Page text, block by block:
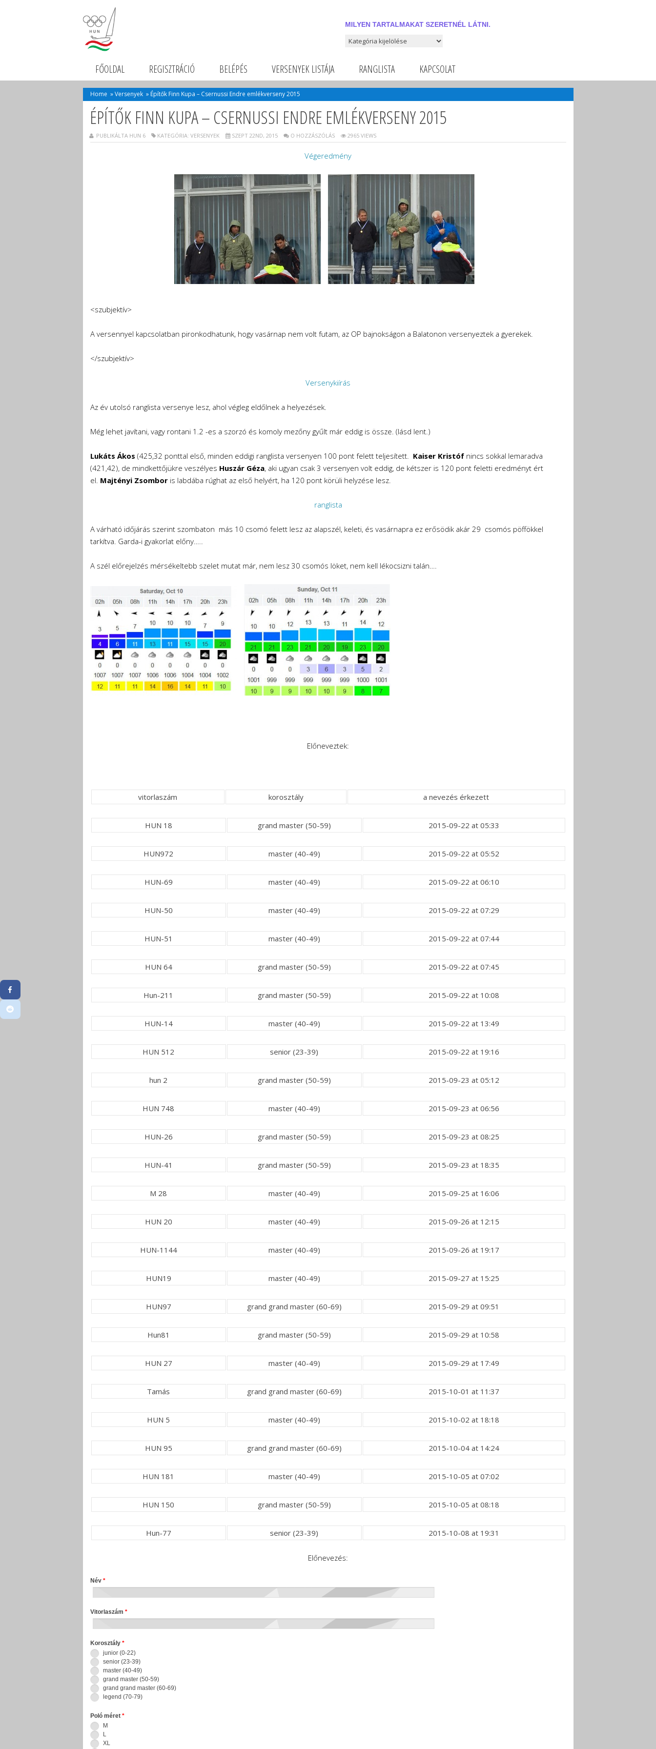
MILYEN TARTALMAKAT SZERETNÉL LÁTNI.
Milyen tartalmakat szeretnél látni.
FŐOLDAL REGISZTRÁCIÓ BELÉPÉS VERSENYEK LISTÁJA RANGLISTA KAPCSOLAT
Home »Versenyek » Építők Finn Kupa – Csernussi Endre emlékverseny 2015
ÉPÍTŐK FINN KUPA – CSERNUSSI ENDRE EMLÉKVERSENY 2015
PUBLIKÁLTA HUN 6 KATEGÓRIA: VERSENYEK SZEPT 22ND, 2015 O HOZZÁSZÓLÁS 2965 VIEWS
Végeredmény
<szubjektív>
A versennyel kapcsolatban pironkodhatunk, hogy vasárnap nem volt futam, az OP bajnokságon a Balatonon versenyeztek a gyerekek.
</szubjektív>
Versenykiírás
Az év utolsó ranglista versenye lesz, ahol végleg eldőlnek a helyezések.
Még lehet javítani, vagy rontani 1.2 -es a szorzó és komoly mezőny gyűlt már eddig is össze. (lásd lent.)
Lukáts Ákos (425,32 ponttal első, minden eddigi ranglista versenyen 100 pont felett teljesített. Kaiser Kristófnincs sokkal lemaradva
(421,42), de mindkettőjükre veszélyes Huszár Géza, aki ugyan csak 3 versenyen volt eddig, de kétszer is 120 pont feletti eredményt ért
el. Majtényi Zsomboris labdába rúghat az első helyért, ha 120 pont körüli helyzése lesz.
ranglista
A várható időjárás szerint szombaton más 10 csomó felett lesz az alapszél, keleti, és vasárnapra ez erősödik akár 29 csomós pöffökkel
tarkítva. Garda-i gyakorlat előny…..
A szél előrejelzés mérsékeltebb szelet mutat már, nem lesz 30 csomós löket, nem kell lékocsizni talán….
Előneveztek:
vitorlaszám korosztály a nevezés érkezett
HUN 18 grand master (50-59) 2015-09-22 at 05:33
HUN972 master (40-49) 2015-09-22 at 05:52
HUN-69 master (40-49) 2015-09-22 at 06:10
HUN-50 master (40-49) 2015-09-22 at 07:29
HUN-51 master (40-49) 2015-09-22 at 07:44
HUN 64 grand master (50-59) 2015-09-22 at 07:45
Hun-211 grand master (50-59) 2015-09-22 at 10:08
HUN-14 master (40-49) 2015-09-22 at 13:49
HUN 512 senior (23-39) 2015-09-22 at 19:16
hun 2 grand master (50-59) 2015-09-23 at 05:12
HUN 748 master (40-49) 2015-09-23 at 06:56
HUN-26 grand master (50-59) 2015-09-23 at 08:25
HUN-41 grand master (50-59) 2015-09-23 at 18:35
M 28 master (40-49) 2015-09-25 at 16:06
HUN 20 master (40-49) 2015-09-26 at 12:15
HUN-1144 master (40-49) 2015-09-26 at 19:17
HUN19 master (40-49) 2015-09-27 at 15:25
HUN97 grand grand master (60-69) 2015-09-29 at 09:51
Hun81 grand master (50-59) 2015-09-29 at 10:58
HUN 27 master (40-49) 2015-09-29 at 17:49
Tamás grand grand master (60-69) 2015-10-01 at 11:37
HUN 5 master (40-49) 2015-10-02 at 18:18
HUN 95 grand grand master (60-69) 2015-10-04 at 14:24
HUN 181 master (40-49) 2015-10-05 at 07:02
HUN 150 grand master (50-59) 2015-10-05 at 08:18
Hun-77 senior (23-39) 2015-10-08 at 19:31
Előnevezés:
Név *
Vitorlaszám *
Korosztály *
junior (0-22)
senior (23-39)
master (40-49)
grand master (50-59)
grand grand master (60-69)
legend (70-79)
Poló méret *
M
L
XL